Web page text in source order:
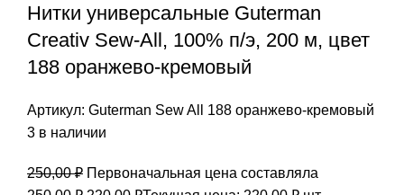
Нитки универсальные Guterman
Creativ Sew-All, 100% п/э, 200 м, цвет
188 оранжево-кремовый
Артикул: Guterman Sew All 188 оранжево-кремовый
3 в наличии
250,00₽ Первоначальная цена составляла